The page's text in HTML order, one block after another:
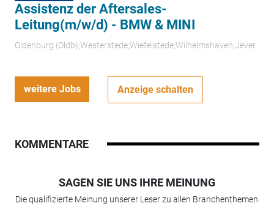
Assistenz der Aftersales-
Leitung(m/w/d) - BMW & MINI
Oldenburg (Oldb);Westerstede;Wiefelstede;Wilhelmshaven;Jever
weitere Jobs Anzeige schalten
KOMMENTARE
SAGEN SIE UNS IHRE MEINUNG
Die qualifizierte Meinung unserer Leser zu allen Branchenthemen